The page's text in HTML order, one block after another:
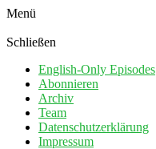
Menü
Schließen
English-Only Episodes
Abonnieren
Archiv
Team
Datenschutzerklärung
Impressum